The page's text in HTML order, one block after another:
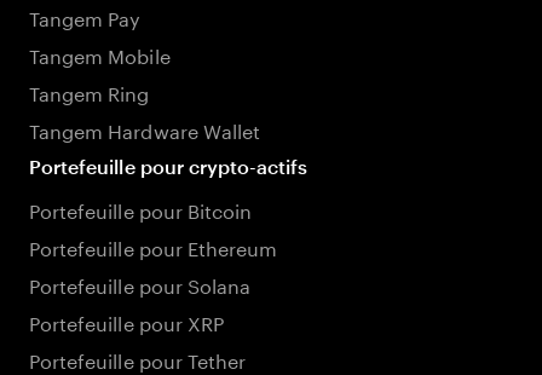
Tangem Pay
Tangem Mobile
Tangem Ring
Tangem Hardware Wallet
Portefeuille pour crypto-actifs
Portefeuille pour Bitcoin
Portefeuille pour Ethereum
Portefeuille pour Solana
Portefeuille pour XRP
Portefeuille pour Tether